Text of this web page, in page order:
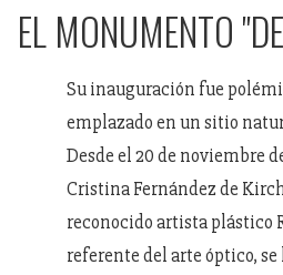
EL MONUMENTO
Su inauguración fue
emplazado en un sitio
Desde el 20 de noviembre
Cristina Fernández de
reconocido artista plástico
referente del arte óptico, se